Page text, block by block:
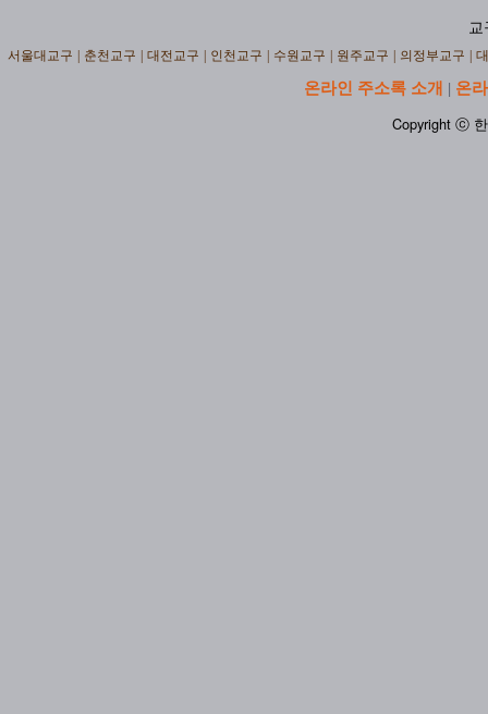
교
서울대교구 춘천교구 대전교구 인천교구 수원교구 원주교구 의정부교구
온라인 주소록 소개 | 온
Copyright ⓒ